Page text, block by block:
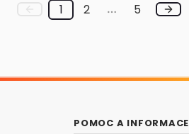
1 2 … 5
POMOC A INFORMACE